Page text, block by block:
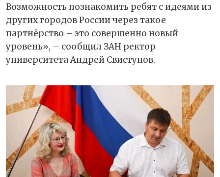
Возможность познакомить ребят с идеями из
других городов России через такое
партнёрство – это совершенно новый
уровень», – сообщил ЗАН ректор
университета Андрей Свистунов.